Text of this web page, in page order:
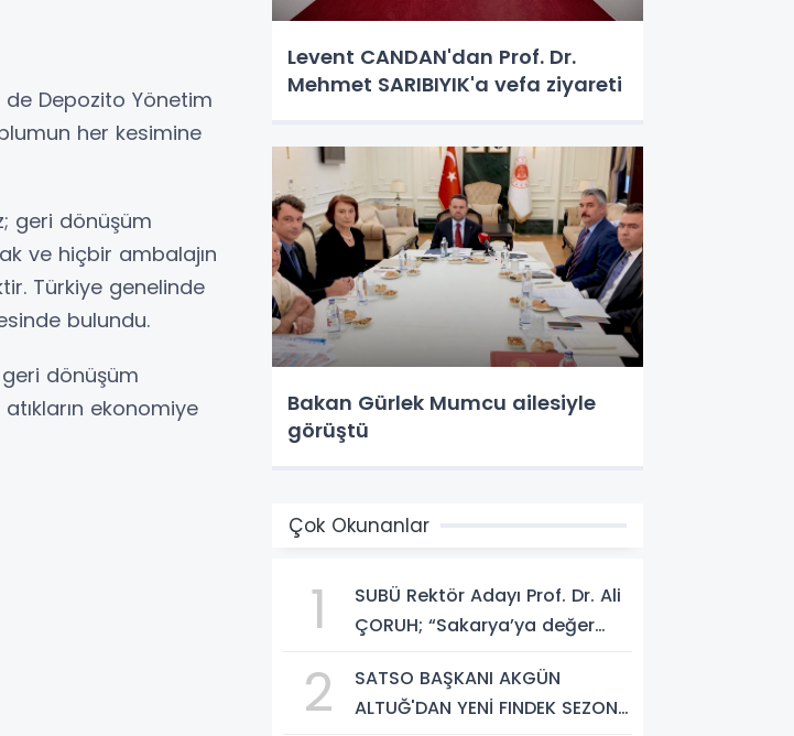
de Depozito Yönetim
her kesimine
geri dönüşüm
ve hiçbir ambalajın
Türkiye genelinde
bulundu.
dönüşüm
ekonomiye
Levent CANDAN'dan Prof. Dr.
Mehmet SARIBIYIK'a vefa ziyareti
Bakan Gürlek Mumcu ailesiyle
görüştü
Çok Okunanlar
1
SUBÜ Rektör Adayı Prof. Dr. Ali
ÇORUH; “Sakarya’ya değer
etmek istiyorum”
2
SATSO BAŞKANI AKGÜN
ALTUĞ'DAN YENİ FINDEK SEZONU